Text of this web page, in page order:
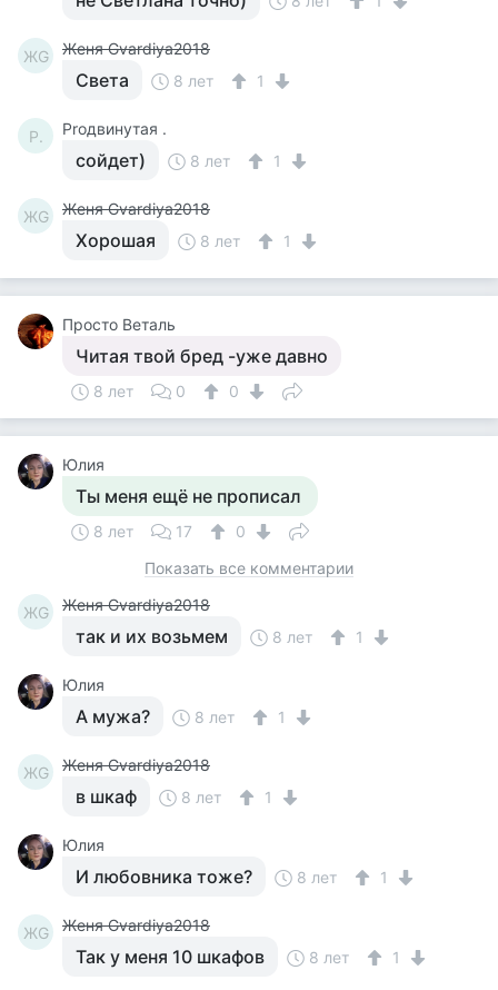
ЖG Женя Gvardiya2018
Света 8 лет 1
P. Proдвинутая .
сойдет) 8 лет 1
ЖG Женя Gvardiya2018
Хорошая 8 лет 1
Просто Веталь
Читая твой бред -уже давно
8 лет 0 0
Юлия
Ты меня ещё не прописал
8 лет 17
0
Показать все комментарии
ЖG Женя Gvardiya2018
так и их возьмем 8 лет 1
Юлия
А мужа? 8 лет 1
ЖG Женя Gvardiya2018
в шкаф 8 лет 1
Юлия
И любовника тоже? 8 лет 1
ЖG Женя Gvardiya2018
Так у меня 10 шкафов 8 лет 1